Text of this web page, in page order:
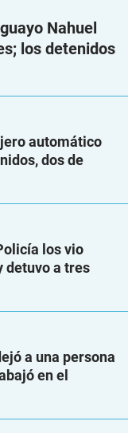
Nahuel
los detenidos
automático
dos de
los vio
detuvo a tres
a una persona
en el